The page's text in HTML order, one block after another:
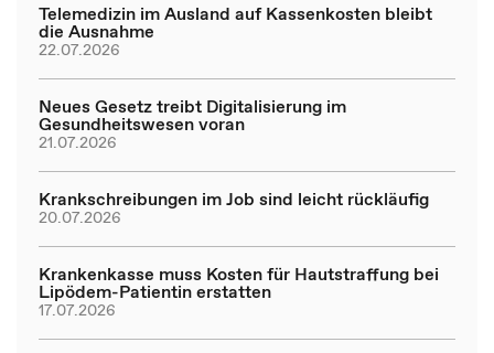
Telemedizin im Ausland auf Kassenkosten bleibt
die Ausnahme
22.07.2026
Neues Gesetz treibt Digitalisierung im
Gesundheitswesen voran
21.07.2026
Krankschreibungen im Job sind leicht rückläufig
20.07.2026
Krankenkasse muss Kosten für Hautstraffung bei
Lipödem-Patientin erstatten
17.07.2026